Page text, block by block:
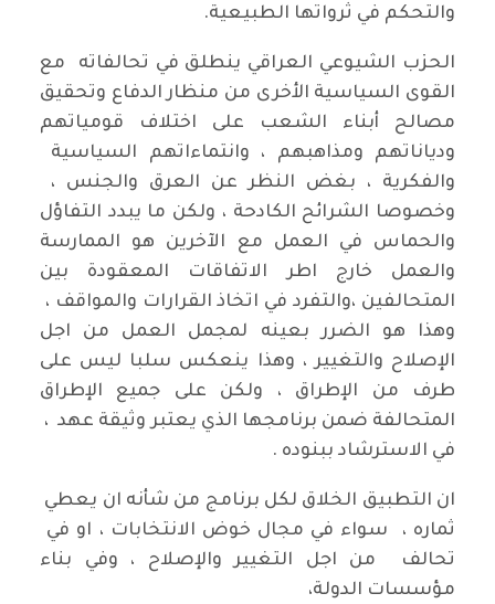
والتحكم في ثرواتها الطبيعية.
الحزب الشيوعي العراقي ينطلق في تحالفاته مع
القوى السياسية الأخرى من منظار الدفاع وتحقيق
مصالح أبناء الشعب على اختلاف قومياتهم
ودياناتهم ومذاهبهم ، وانتماءاتهم السياسية
والفكرية ، بغض النظر عن العرق والجنس ،
وخصوصا الشرائح الكادحة ، ولكن ما يبدد التفاؤل
والحماس في العمل مع الآخرين هو الممارسة
والعمل خارج اطر الاتفاقات المعقودة بين
المتحالفين ،والتفرد في اتخاذ القرارات والمواقف ،
وهذا هو الضرر بعينه لمجمل العمل من اجل
الإصلاح والتغيير ، وهذا ينعكس سلبا ليس على
طرف من الإطراق ، ولكن على جميع الإطراق
المتحالفة ضمن برنامجها الذي يعتبر وثيقة عهد ،
في الاسترشاد ببنوده .
ان التطبيق الخلاق لكل برنامج من شأنه ان يعطي
ثماره ، سواء في مجال خوض الانتخابات ، او في
تحالف من اجل التغيير والإصلاح ، وفي بناء
مؤسسات الدولة،